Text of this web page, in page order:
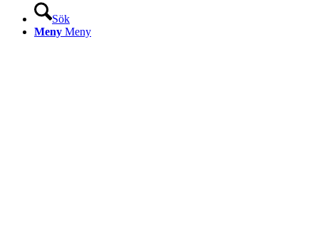
Sök
Meny Meny